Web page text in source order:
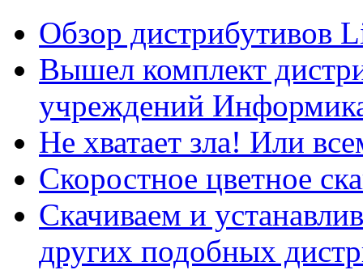
Обзор дистрибутивов
Вышел комплект
учреждений
Не хватает зла! Или
Скоростное цветное
Скачиваем и
других подобных